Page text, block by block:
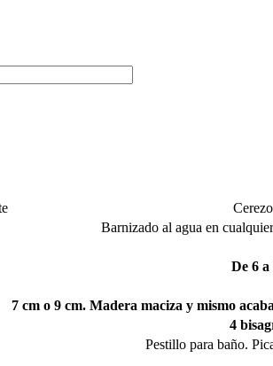
Barnizado al agua en
De 6
7 cm o 9 cm. Madera maciza y mismo
4
Pestillo para baño.